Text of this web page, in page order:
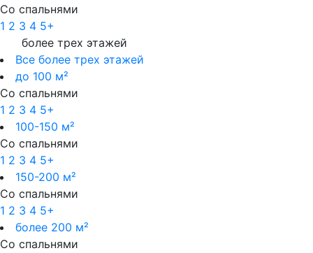
Со спальнями
1 2 3 4 5+
более трех этажей
Все более трех этажей
до 100 м²
Со спальнями
1 2 3 4 5+
100-150 м²
Со спальнями
1 2 3 4 5+
150-200 м²
Со спальнями
1 2 3 4 5+
более 200 м²
Со спальнями